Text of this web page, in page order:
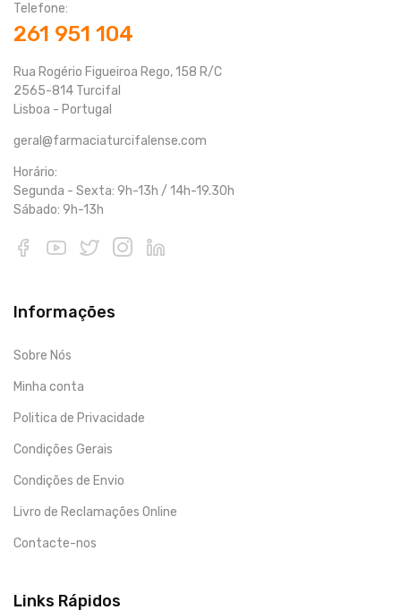
Telefone:
261 951 104
Rua Rogério Figueiroa Rego, 158 R/C
2565-814 Turcifal
Lisboa - Portugal
geral@farmaciaturcifalense.com
Horário:
Segunda - Sexta: 9h-13h / 14h-19.30h
Sábado: 9h-13h
Informações
Sobre Nós
Minha conta
Politica de Privacidade
Condições Gerais
Condições de Envio
Livro de Reclamações Online
Contacte-nos
Links Rápidos